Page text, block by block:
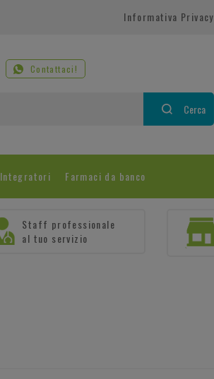
Informativa Privacy
Contattaci!
Cerca
Integratori Farmaci da banco
Staff professionale
al tuo servizio